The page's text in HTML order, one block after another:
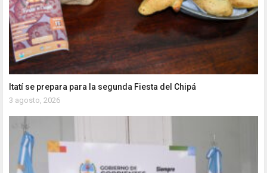
Itatí se prepara para la segunda Fiesta del Chipá
3 agosto, 2026